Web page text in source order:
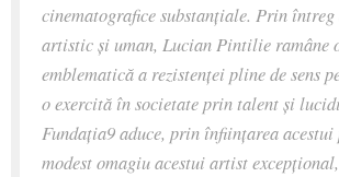
cinematografice substanțiale. Prin întreg
artistic și uman, Lucian Pintilie ramâne
emblematică a rezistenței pline de sens
o exercită în societate prin talent și
Fundația9 aduce, prin înființarea acestui
modest omagiu acestui artist